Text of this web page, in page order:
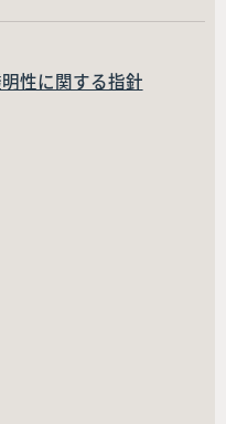
性に関する指針